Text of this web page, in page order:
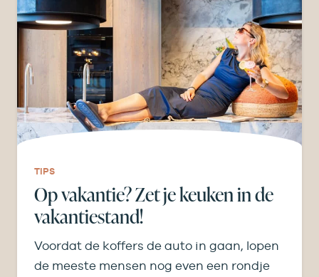
TIPS
Op vakantie? Zet je keuken in de
vakantiestand!
Voordat de koffers de auto in gaan, lopen
de meeste mensen nog even een rondje